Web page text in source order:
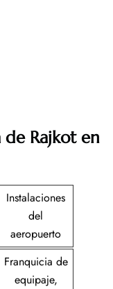
de Rajkot en
Instalaciones
del
aeropuerto
Franquicia de
equipaje,